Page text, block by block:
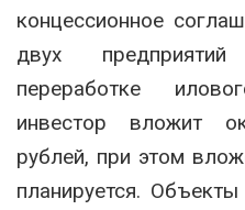
концессионное
двух
переработке
инвестор вложит
рублей, при этом
планируется.